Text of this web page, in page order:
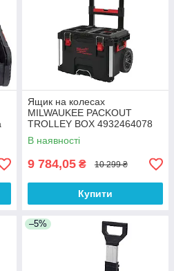
Ящик на колесах
MILWAUKEE PACKOUT
TROLLEY BOX 4932464078
В наявності
9 784,05 ₴ 10 299 ₴
Купити
–5%